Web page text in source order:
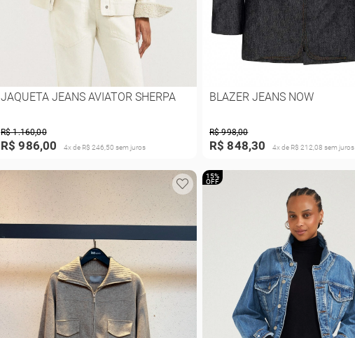
JAQUETA JEANS AVIATOR SHERPA
R$ 1.160,00
R$ 986,00 4x de R$ 246,50 sem juros
BLAZER JEANS NOW
R$ 998,00
R$ 848,30 4x de R$ 212,08 sem juros
15%
OFF